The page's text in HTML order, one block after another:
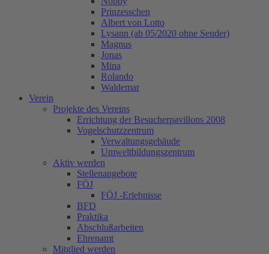
Prinzesschen
Albert von Lotto
Lysann (ab 05/2020 ohne Sender)
Magnus
Jonas
Mina
Rolando
Waldemar
Verein
Projekte des Vereins
Errichtung der Besucherpavillons 2008
Vogelschutzzentrum
Verwaltungsgebäude
Umweltbildungszentrum
Aktiv werden
Stellenangebote
FÖJ
FÖJ -Erlebnisse
BFD
Praktika
Abschlußarbeiten
Ehrenamt
Mitglied werden